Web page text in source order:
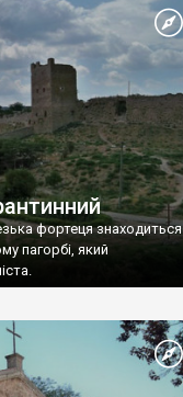
фортеця знаходиться
пагорбі, який